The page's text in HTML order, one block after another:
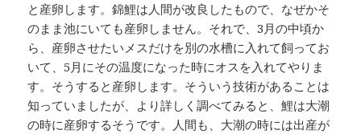
と産卵します。錦鯉は人間が改良したもので、なぜかそ
のまま池にいても産卵しません。それで、3月の中頃か
ら、産卵させたいメスだけを別の水槽に入れて飼ってお
いて、5月にその温度になった時にオスを入れてやりま
す。そうすると産卵します。そういう技術があることは
知っていましたが、より詳しく調べてみると、鯉は大潮
の時に産卵するそうです。人間も、大潮の時には出産が